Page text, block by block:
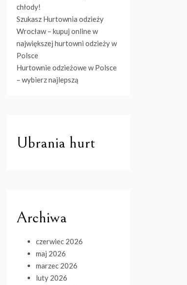
chłody!
Szukasz Hurtownia odzieży
Wrocław – kupuj online w
największej hurtowni odzieży w
Polsce
Hurtownie odzieżowe w Polsce
– wybierz najlepszą
Ubrania hurt
Archiwa
czerwiec 2026
maj 2026
marzec 2026
luty 2026